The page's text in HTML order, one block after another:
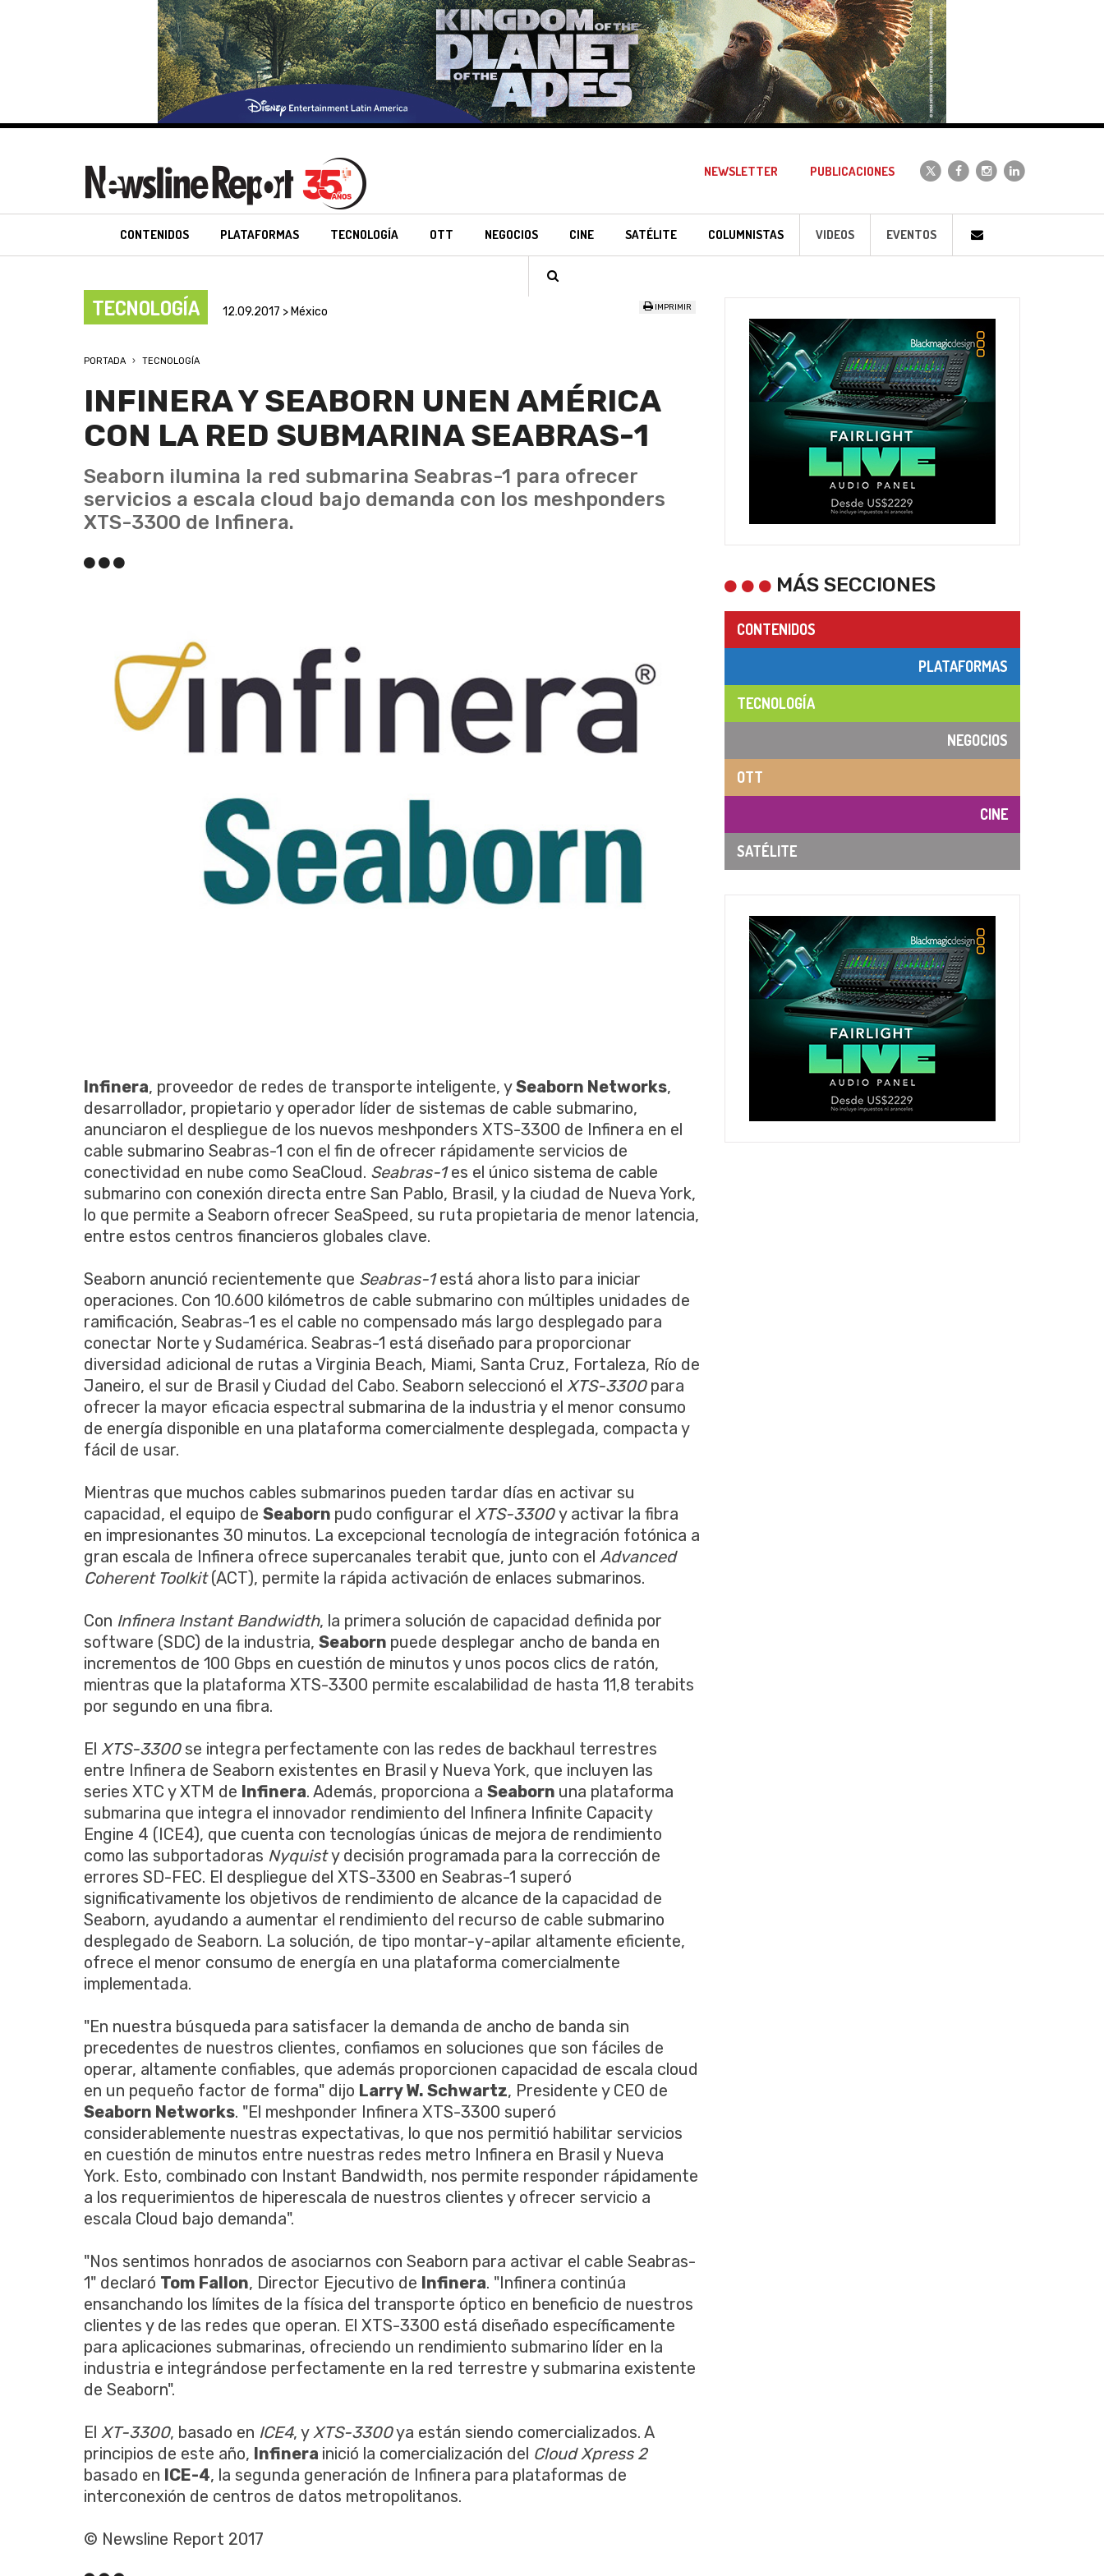
NEWSLETTER PUBLICACIONES
CONTENIDOS PLATAFORMAS TECNOLOGÍA OTT NEGOCIOS CINE SATÉLITE COLUMNISTAS VIDEOS EVENTOS
TECNOLOGÍA 12.09.2017 > México IMPRIMIR
PORTADA TECNOLOGÍA
INFINERA Y SEABORN UNEN AMÉRICA
CON LA RED SUBMARINA SEABRAS-1
Seaborn ilumina la red submarina Seabras-1 para ofrecer
servicios a escala cloud bajo demanda con los meshponders
XTS-3300 de Infinera.
Infinera, proveedor de redes de transporte inteligente, ySeaborn Networks,
desarrollador, propietario y operador líder de sistemas de cable submarino,
anunciaron el despliegue de los nuevos meshponders XTS-3300 de Infinera en el
cable submarino Seabras-1 con el fin de ofrecer rápidamente servicios de
conectividad en nube como SeaCloud. Seabras-1es el único sistema de cable
submarino con conexión directa entre San Pablo, Brasil, y la ciudad de Nueva York,
lo que permite a Seaborn ofrecer SeaSpeed, su ruta propietaria de menor latencia,
entre estos centros financieros globales clave.
Seaborn anunció recientemente que Seabras-1está ahora listo para iniciar
operaciones. Con 10.600 kilómetros de cable submarino con múltiples unidades de
ramificación, Seabras-1 es el cable no compensado más largo desplegado para
conectar Norte y Sudamérica. Seabras-1 está diseñado para proporcionar
diversidad adicional de rutas a Virginia Beach, Miami, Santa Cruz, Fortaleza, Río de
Janeiro, el sur de Brasil y Ciudad del Cabo. Seaborn seleccionó el XTS-3300 para
ofrecer la mayor eficacia espectral submarina de la industria y el menor consumo
de energía disponible en una plataforma comercialmente desplegada, compacta y
fácil de usar.
Mientras que muchos cables submarinos pueden tardar días en activar su
capacidad, el equipo de Seaborn pudo configurar el XTS-3300y activar la fibra
en impresionantes 30 minutos. La excepcional tecnología de integración fotónica a
gran escala de Infinera ofrece supercanales terabit que, junto con el Advanced
Coherent Toolkit(ACT), permite la rápida activación de enlaces submarinos.
Con Infinera Instant Bandwidth, la primera solución de capacidad definida por
software (SDC) de la industria, Seaborn puede desplegar ancho de banda en
incrementos de 100 Gbps en cuestión de minutos y unos pocos clics de ratón,
mientras que la plataforma XTS-3300 permite escalabilidad de hasta 11,8 terabits
por segundo en una fibra.
El XTS-3300se integra perfectamente con las redes de backhaul terrestres
entre Infinera de Seaborn existentes en Brasil y Nueva York, que incluyen las
series XTC y XTM de Infinera. Además, proporciona a Seaborn una plataforma
submarina que integra el innovador rendimiento del Infinera Infinite Capacity
Engine 4 (ICE4), que cuenta con tecnologías únicas de mejora de rendimiento
como las subportadoras Nyquisty decisión programada para la corrección de
errores SD-FEC. El despliegue del XTS-3300 en Seabras-1 superó
significativamente los objetivos de rendimiento de alcance de la capacidad de
Seaborn, ayudando a aumentar el rendimiento del recurso de cable submarino
desplegado de Seaborn. La solución, de tipo montar-y-apilar altamente eficiente,
ofrece el menor consumo de energía en una plataforma comercialmente
implementada.
"En nuestra búsqueda para satisfacer la demanda de ancho de banda sin
precedentes de nuestros clientes, confiamos en soluciones que son fáciles de
operar, altamente confiables, que además proporcionen capacidad de escala cloud
en un pequeño factor de forma" dijo Larry W. Schwartz, Presidente y CEO de
Seaborn Networks. "El meshponder Infinera XTS-3300 superó
considerablemente nuestras expectativas, lo que nos permitió habilitar servicios
en cuestión de minutos entre nuestras redes metro Infinera en Brasil y Nueva
York. Esto, combinado con Instant Bandwidth, nos permite responder rápidamente
a los requerimientos de hiperescala de nuestros clientes y ofrecer servicio a
escala Cloud bajo demanda".
"Nos sentimos honrados de asociarnos con Seaborn para activar el cable Seabras-
1" declaró Tom Fallon, Director Ejecutivo de Infinera. "Infinera continúa
ensanchando los límites de la física del transporte óptico en beneficio de nuestros
clientes y de las redes que operan. El XTS-3300 está diseñado específicamente
para aplicaciones submarinas, ofreciendo un rendimiento submarino líder en la
industria e integrándose perfectamente en la red terrestre y submarina existente
de Seaborn".
El XT-3300, basado en ICE4, y XTS-3300ya están siendo comercializados. A
principios de este año, Infinera inició la comercialización del Cloud Xpress 2
basado en ICE-4, la segunda generación de Infinera para plataformas de
interconexión de centros de datos metropolitanos.
© Newsline Report 2017
MÁS SECCIONES
CONTENIDOS
PLATAFORMAS
TECNOLOGÍA
NEGOCIOS
OTT
CINE
SATÉLITE